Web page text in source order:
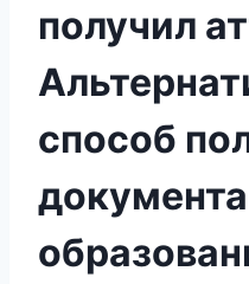
получил
способ